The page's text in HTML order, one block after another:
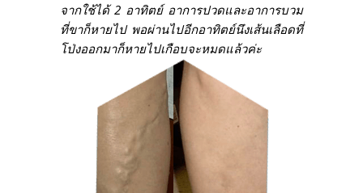
จากใช้ได้ 2 อาทิตย์ อาการปวดและอาการบวม
ที่ขาก็หายไป พอผ่านไปอีกอาทิตย์นึงเส้นเลือดที่
โป่งออกมาก็หายไปเกือบจะหมดแล้วค่ะ